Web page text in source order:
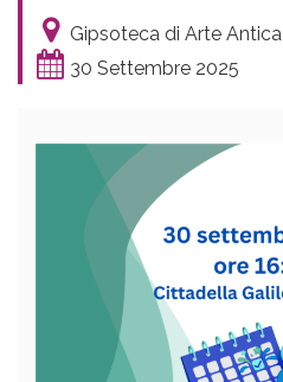
Gipsoteca di Arte Antica
30 Settembre 2025